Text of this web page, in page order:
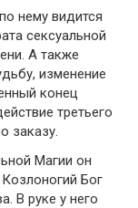
нему видится
сексуальной
А также
изменение
конец
третьего
заказу.
Магии он
Бог
В руке у него